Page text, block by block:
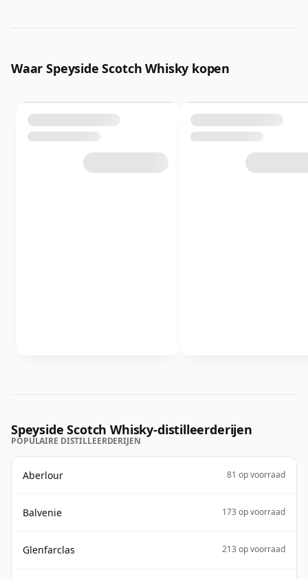
Waar Speyside Scotch Whisky kopen
Speyside Scotch Whisky-distilleerderijen
POPULAIRE DISTILLEERDERIJEN
Aberlour 81 op voorraad
Balvenie 173 op voorraad
Glenfarclas 213 op voorraad